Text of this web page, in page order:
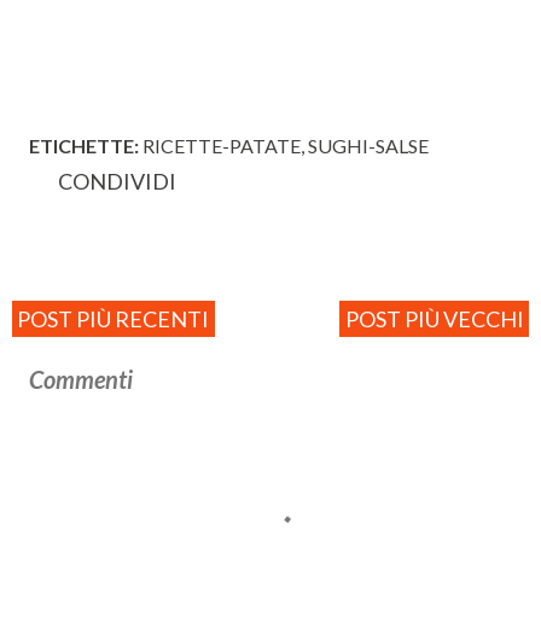
ETICHETTE: RICETTE-PATATE SUGHI-SALSE
CONDIVIDI
POST PIÙ RECENTI POST PIÙ VECCHI
Commenti